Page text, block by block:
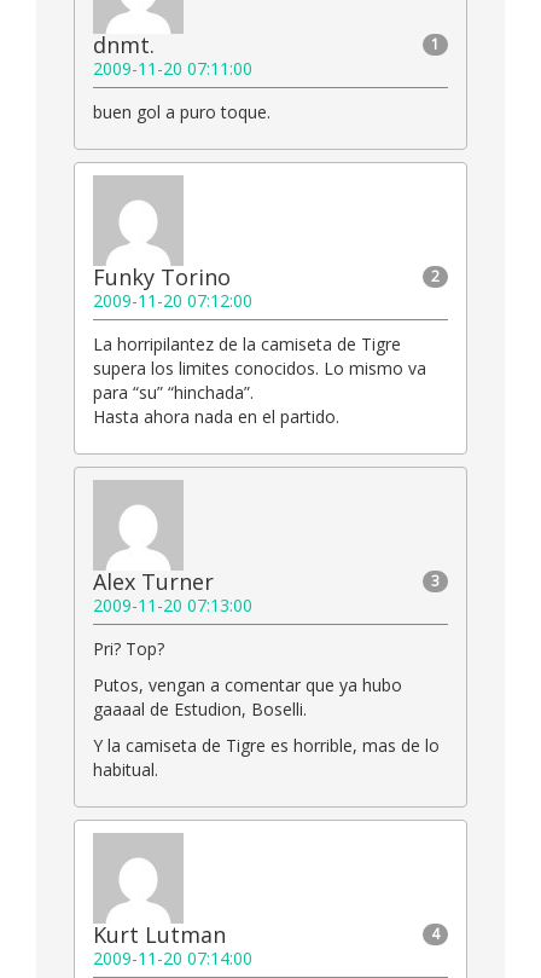
1
dnmt.
2009-11-20 07:11:00
buen gol a puro toque.
2
Funky Torino
2009-11-20 07:12:00
La horripilantez de la camiseta de Tigre
supera los limites conocidos. Lo mismo va
para “su” “hinchada”.
Hasta ahora nada en el partido.
3
Alex Turner
2009-11-20 07:13:00
Pri? Top?
Putos, vengan a comentar que ya hubo
gaaaal de Estudion, Boselli.
Y la camiseta de Tigre es horrible, mas de lo
habitual.
4
Kurt Lutman
2009-11-20 07:14:00